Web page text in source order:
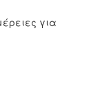
για